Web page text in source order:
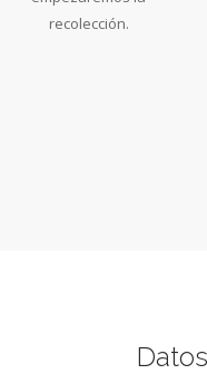
recolección.